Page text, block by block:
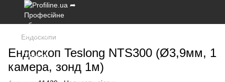
Ендоскопи
Ендоскоп Teslong NTS300 (Ø3,9мм, 1
камера, зонд 1м)